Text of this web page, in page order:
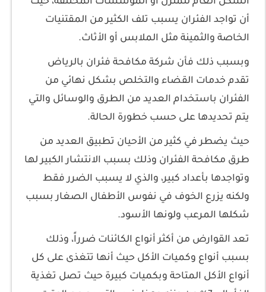
أن تواجد الفئران يسبب تلف الكثير من المقتنيات
الخاصة والثمينة مثل الملابس أو الأثاث.
وبسبب ذلك فأن شركة مكافحة فئران بالرياض
تقدم خدمات القضاء والتخلص بشكل نهائي من
الفئران باستخدام العديد من الطرق والوسائل والتي
يتم تحديدها على حسب خطورة الحالة.
حيث يضطر في كثير من الأحيان تطبيق العديد من
طرق مكافحة الفئران وذلك بسبب الانتشار الكبير لها
وتواجدها بأعداد كبير، والذي لا يسبب الضرر فقط
ولكنه يزرع الخوف في نفوس الأطفال الصغار بسبب
شكلها المرعب ولونها الأسود.
تعد القوارض من أكثر أنواع الكائنات ضرراً، وذلك
بسبب أنواع وكميات الأكل حيث أنها تتغذى على كل
أنواع الأكل المتاحة وبكميات كبيرة حيث تصل تغذية